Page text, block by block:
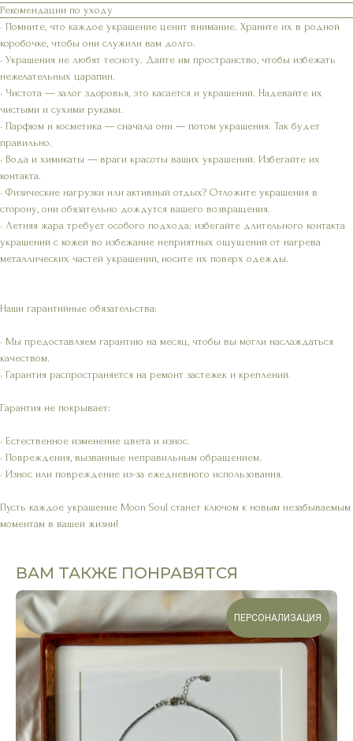
Рекомендации по уходу
• Помните, что каждое украшение ценит внимание. Храните их в родной
коробочке, чтобы они служили вам долго.
• Украшения не любят тесноту. Дайте им пространство, чтобы избежать
нежелательных царапин.
• Чистота — залог здоровья, это касается и украшений. Надевайте их
чистыми и сухими руками.
• Парфюм и косметика — сначала они — потом украшения. Так будет
правильно.
• Вода и химикаты — враги красоты ваших украшений. Избегайте их
контакта.
• Физические нагрузки или активный отдых? Отложите украшения в
сторону, они обязательно дождутся вашего возвращения.
• Летняя жара требует особого подхода: избегайте длительного контакта
украшений с кожей во избежание неприятных ощущений от нагрева
металлических частей украшений, носите их поверх одежды.
Наши гарантийные обязательства:
• Мы предоставляем гарантию на месяц, чтобы вы могли наслаждаться
качеством.
• Гарантия распространяется на ремонт застежек и креплений.
Гарантия не покрывает:
• Естественное изменение цвета и износ.
• Повреждения, вызванные неправильным обращением.
• Износ или повреждение из-за ежедневного использования.
Пусть каждое украшение Moon Soul станет ключом к новым незабываемым
моментам в вашей жизни!
ВАМ ТАКЖЕ ПОНРАВЯТСЯ
ПЕРСОНАЛИЗАЦИЯ